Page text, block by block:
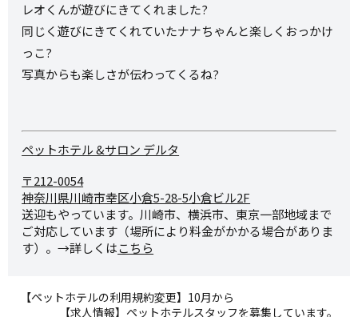
レオくんが遊びにきてくれました?
同じく遊びにきてくれていたナナちゃんと楽しくおっかけ
っこ?
写真からも楽しさが伝わってくるね?
ペットホテル &サロン デルタ
〒212-0054
神奈川県川崎市幸区小倉5-28-5小倉ビル2F
送迎もやっています。川崎市、横浜市、東京一部地域まで
ご対応しています（場所により料金がかかる場合がありま
す）。→詳しくはこちら
【ペットホテルの利用規約変更】10月から
【求人情報】ペットホテルスタッフを募集しています。